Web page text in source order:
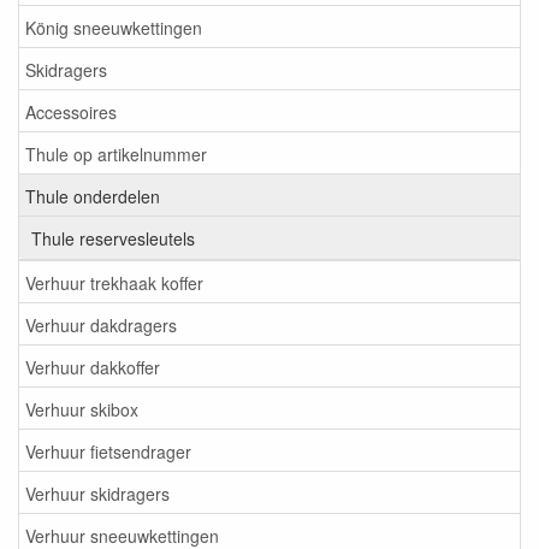
König sneeuwkettingen
Skidragers
Accessoires
Thule op artikelnummer
Thule onderdelen
Thule reservesleutels
Verhuur trekhaak koffer
Verhuur dakdragers
Verhuur dakkoffer
Verhuur skibox
Verhuur fietsendrager
Verhuur skidragers
Verhuur sneeuwkettingen